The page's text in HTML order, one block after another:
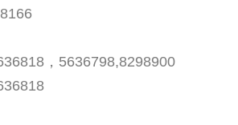
， 5636798,8298900